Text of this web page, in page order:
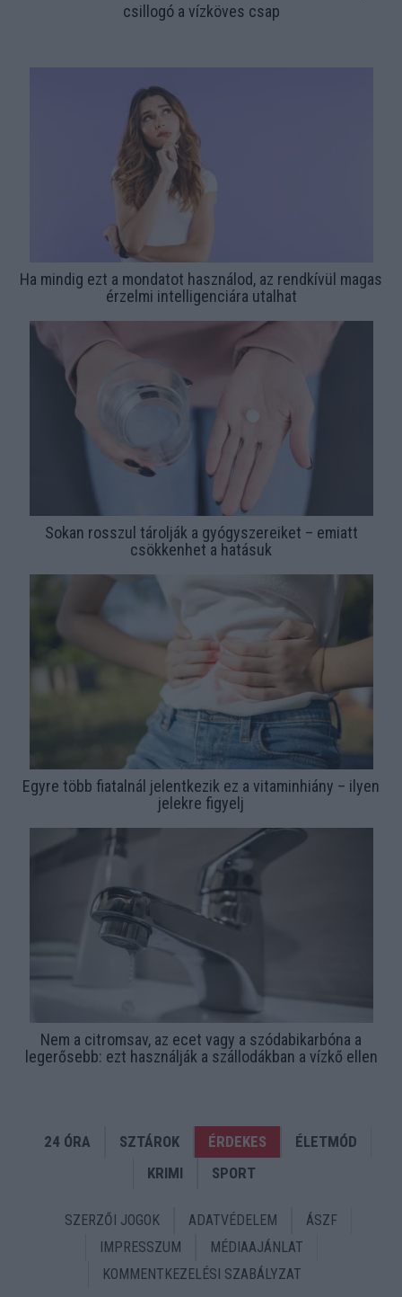
csillogó a vízköves csap
Ha mindig ezt a mondatot használod, az rendkívül magas
érzelmi intelligenciára utalhat
Sokan rosszul tárolják a gyógyszereiket – emiatt
csökkenhet a hatásuk
Egyre több fiatalnál jelentkezik ez a vitaminhiány – ilyen
jelekre figyelj
Nem a citromsav, az ecet vagy a szódabikarbóna a
legerősebb: ezt használják a szállodákban a vízkő ellen
24 ÓRA SZTÁROK ÉRDEKES
ÉLETMÓD
KRIMI
SPORT
SZERZŐI JOGOK ADATVÉDELEM
ÁSZF
IMPRESSZUM
MÉDIAAJÁNLAT
KOMMENTKEZELÉSI SZABÁLYZAT